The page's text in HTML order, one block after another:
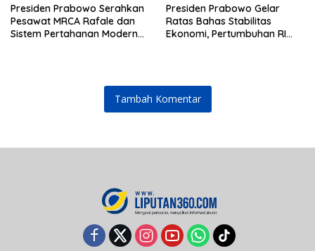
Presiden Prabowo Serahkan
Pesawat MRCA Rafale dan
Sistem Pertahanan Modern
Presiden Prabowo Gelar
Ratas Bahas Stabilitas
Ekonomi, Pertumbuhan RI
Tambah Komentar